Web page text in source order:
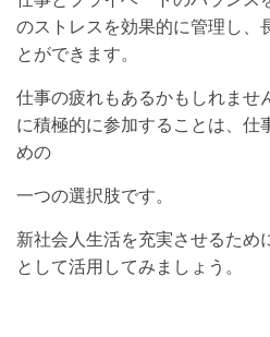
のストレスを効果的に管理し、
とができます。
仕事の疲れもあるかもしれませ
に積極的に参加することは、仕
めの
一つの選択肢です。
新社会人生活を充実させるため
として活用してみましょう。